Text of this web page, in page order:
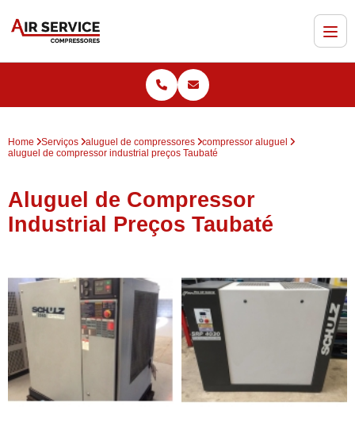
Home Serviços aluguel de compressores
compressor aluguel
aluguel de compressor industrial preços Taubaté
Aluguel de Compressor
Industrial Preços Taubaté